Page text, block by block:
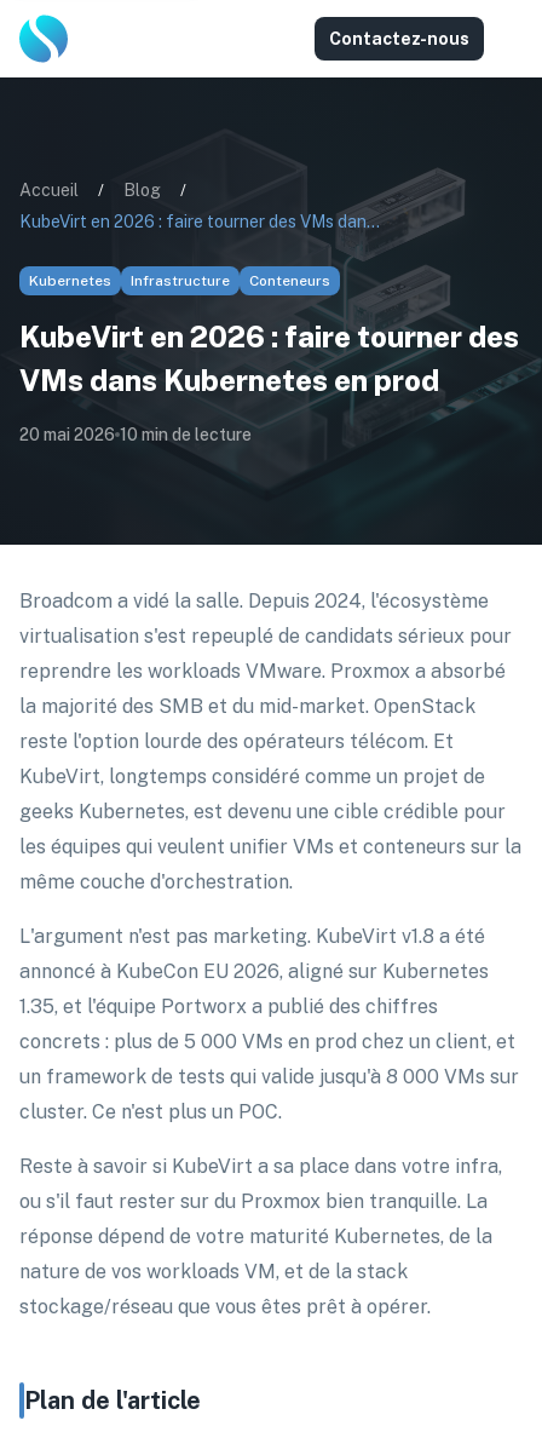
Contactez-nous
Accueil / Blog
/
KubeVirt en 2026 : faire tourner des VMs dans Kubernetes en prod
Kubernetes Infrastructure Conteneurs
KubeVirt en 2026 : faire tourner des
VMs dans Kubernetes en prod
20 mai 2026 10 min de lecture
Broadcom a vidé la salle. Depuis 2024, l'écosystème
virtualisation s'est repeuplé de candidats sérieux pour
reprendre les workloads VMware. Proxmox a absorbé
la majorité des SMB et du mid-market. OpenStack
reste l'option lourde des opérateurs télécom. Et
KubeVirt, longtemps considéré comme un projet de
geeks Kubernetes, est devenu une cible crédible pour
les équipes qui veulent unifier VMs et conteneurs sur la
même couche d'orchestration.
L'argument n'est pas marketing. KubeVirt v1.8 a été
annoncé à KubeCon EU 2026, aligné sur Kubernetes
1.35, et l'équipe Portworx a publié des chiffres
concrets : plus de 5 000 VMs en prod chez un client, et
un framework de tests qui valide jusqu'à 8 000 VMs sur
cluster. Ce n'est plus un POC.
Reste à savoir si KubeVirt a sa place dans votre infra,
ou s'il faut rester sur du Proxmox bien tranquille. La
réponse dépend de votre maturité Kubernetes, de la
nature de vos workloads VM, et de la stack
stockage/réseau que vous êtes prêt à opérer.
Plan de l'article